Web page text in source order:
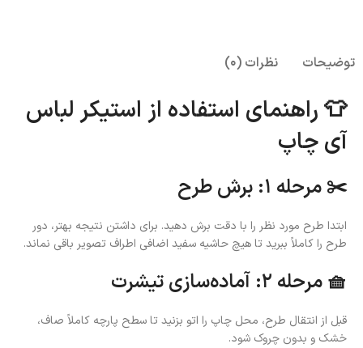
توضیحات نظرات (0)
👕 راهنمای استفاده از استیکر لباس
آی چاپ
✂️ مرحله ۱: برش طرح
ابتدا طرح مورد نظر را با دقت برش دهید. برای داشتن نتیجه بهتر، دور
طرح را کاملاً ببرید تا هیچ حاشیه سفید اضافی اطراف تصویر باقی نماند.
🧺 مرحله ۲: آماده‌سازی تیشرت
قبل از انتقال طرح، محل چاپ را اتو بزنید تا سطح پارچه کاملاً صاف،
خشک و بدون چروک شود.